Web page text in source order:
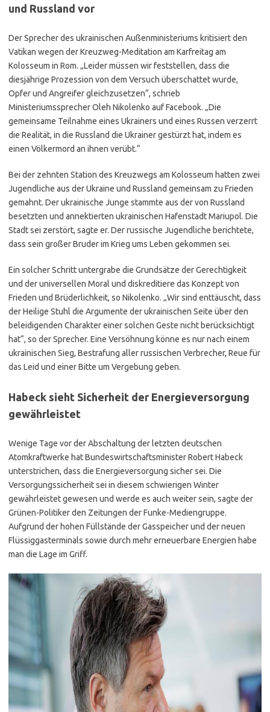
und Russland vor
Der Sprecher des ukrainischen Außenministeriums kritisiert den
Vatikan wegen der Kreuzweg-Meditation am Karfreitag am
Kolosseum in Rom. „Leider müssen wir feststellen, dass die
diesjährige Prozession von dem Versuch überschattet wurde,
Opfer und Angreifer gleichzusetzen“, schrieb
Ministeriumssprecher Oleh Nikolenko auf Facebook. „Die
gemeinsame Teilnahme eines Ukrainers und eines Russen verzerrt
die Realität, in die Russland die Ukrainer gestürzt hat, indem es
einen Völkermord an ihnen verübt.“
Bei der zehnten Station des Kreuzwegs am Kolosseum hatten zwei
Jugendliche aus der Ukraine und Russland gemeinsam zu Frieden
gemahnt. Der ukrainische Junge stammte aus der von Russland
besetzten und annektierten ukrainischen Hafenstadt Mariupol. Die
Stadt sei zerstört, sagte er. Der russische Jugendliche berichtete,
dass sein großer Bruder im Krieg ums Leben gekommen sei.
Ein solcher Schritt untergrabe die Grundsätze der Gerechtigkeit
und der universellen Moral und diskreditiere das Konzept von
Frieden und Brüderlichkeit, so Nikolenko. „Wir sind enttäuscht, dass
der Heilige Stuhl die Argumente der ukrainischen Seite über den
beleidigenden Charakter einer solchen Geste nicht berücksichtigt
hat“, so der Sprecher. Eine Versöhnung könne es nur nach einem
ukrainischen Sieg, Bestrafung aller russischen Verbrecher, Reue für
das Leid und einer Bitte um Vergebung geben.
Habeck sieht Sicherheit der Energieversorgung
gewährleistet
Wenige Tage vor der Abschaltung der letzten deutschen
Atomkraftwerke hat Bundeswirtschaftsminister Robert Habeck
unterstrichen, dass die Energieversorgung sicher sei. Die
Versorgungssicherheit sei in diesem schwierigen Winter
gewährleistet gewesen und werde es auch weiter sein, sagte der
Grünen-Politiker den Zeitungen der Funke-Mediengruppe.
Aufgrund der hohen Füllstände der Gasspeicher und der neuen
Flüssiggasterminals sowie durch mehr erneuerbare Energien habe
man die Lage im Griff.